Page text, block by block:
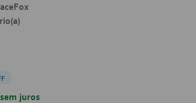
sem juros